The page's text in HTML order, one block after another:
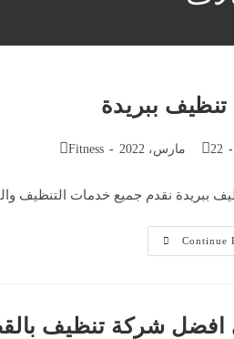
ببريدة
Post
22 مارس، 2022
Post
Fitness
ببريدة نقدم جميع خدمات التنظيف
Continueشركة
تنظيف
افضل شركة تنظيف